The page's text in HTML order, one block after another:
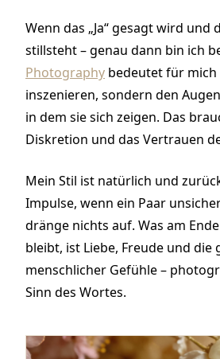
Wenn das „Ja“ gesagt wird und
stillsteht – genau dann bin ich
Photography bedeutet für mich
inszenieren, sondern den
in dem sie sich zeigen. Das
Diskretion und das Vertrauen
Mein Stil ist natürlich und
Impulse, wenn ein Paar
dränge nichts auf. Was am
bleibt, ist Liebe, Freude und die
menschlicher Gefühle –
Sinn des Wortes.